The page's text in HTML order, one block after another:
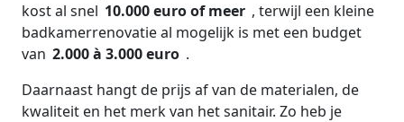
kost al snel 10.000 euro of meer , terwijl een kleine
badkamerrenovatie al mogelijk is met een budget
van 2.000 à 3.000 euro .
Daarnaast hangt de prijs af van de materialen, de
kwaliteit en het merk van het sanitair. Zo heb je